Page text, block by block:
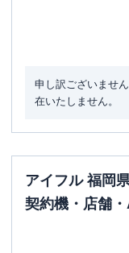
申し訳ございませ
在いたしません。
アイフル 福岡
契約機・店舗